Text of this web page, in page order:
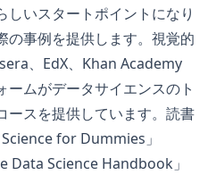
しいスタートポイントになり
の事例を提供します。視覚的
、EdX、Khan Academy
ームがデータサイエンスのト
ースを提供しています。読書
for Dummies」
Data Science Handbook」